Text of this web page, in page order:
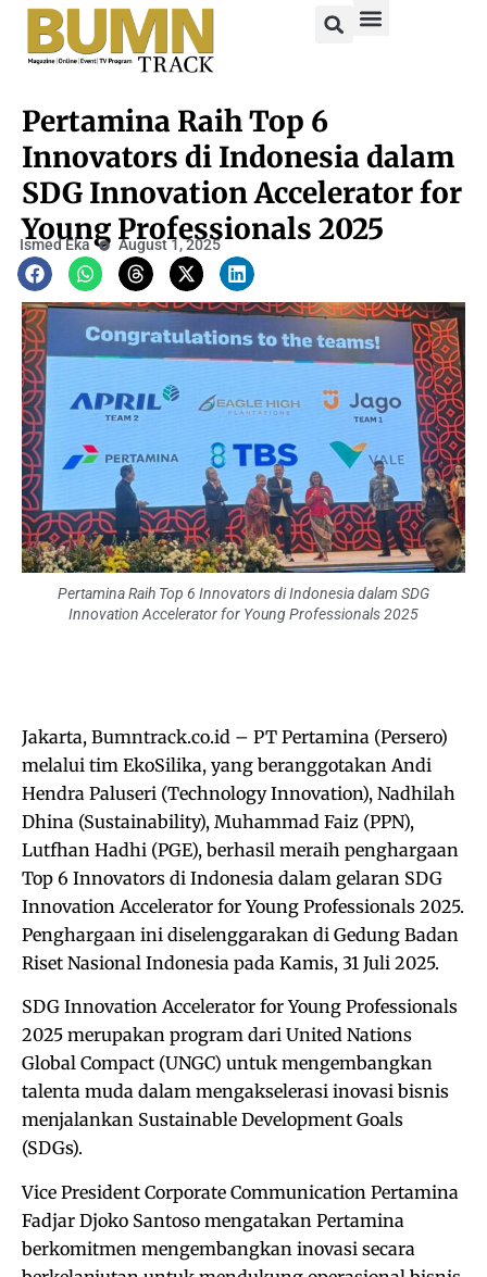
Pertamina Raih Top 6
Innovators di Indonesia dalam
SDG Innovation Accelerator for
Young Professionals 2025
Ismed Eka August 1, 2025
Pertamina Raih Top 6 Innovators di Indonesia dalam SDG
Innovation Accelerator for Young Professionals 2025
Jakarta, Bumntrack.co.id – PT Pertamina (Persero)
melalui tim EkoSilika, yang beranggotakan Andi
Hendra Paluseri (Technology Innovation), Nadhilah
Dhina (Sustainability), Muhammad Faiz (PPN),
Lutfhan Hadhi (PGE), berhasil meraih penghargaan
Top 6 Innovators di Indonesia dalam gelaran SDG
Innovation Accelerator for Young Professionals 2025.
Penghargaan ini diselenggarakan di Gedung Badan
Riset Nasional Indonesia pada Kamis, 31 Juli 2025.
SDG Innovation Accelerator for Young Professionals
2025 merupakan program dari United Nations
Global Compact (UNGC) untuk mengembangkan
talenta muda dalam mengakselerasi inovasi bisnis
menjalankan Sustainable Development Goals
(SDGs).
Vice President Corporate Communication Pertamina
Fadjar Djoko Santoso mengatakan Pertamina
berkomitmen mengembangkan inovasi secara